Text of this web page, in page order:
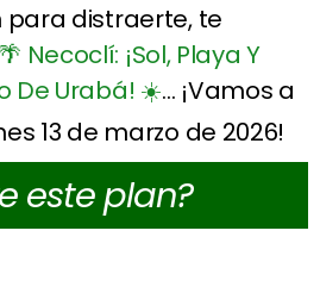
para distraerte, te
🌴 Necoclí: ¡Sol, Playa Y
De Urabá! ☀️… ¡Vamos a
13 de marzo de 2026!
este plan?